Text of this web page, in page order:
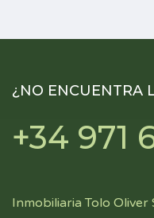
¿NO ENCUENTRA
+34 971
Inmobiliaria Tolo Oliver